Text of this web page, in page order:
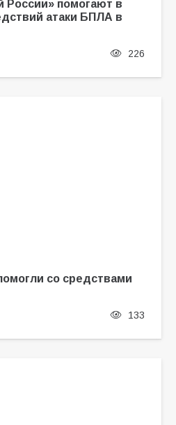
России» помогают в
атаки БПЛА в
226
со средствами
133